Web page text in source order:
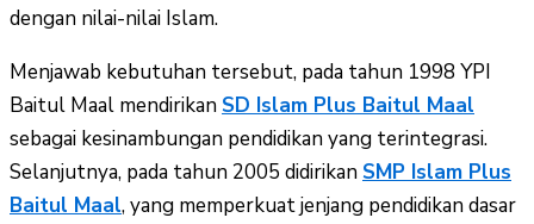
dengan nilai-nilai Islam.
Menjawab kebutuhan tersebut, pada tahun 1998 YPI
Baitul Maal mendirikan SD Islam Plus Baitul Maal
sebagai kesinambungan pendidikan yang terintegrasi.
Selanjutnya, pada tahun 2005 didirikan SMP Islam Plus
Baitul Maal, yang memperkuat jenjang pendidikan dasar